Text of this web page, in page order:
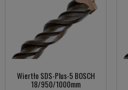
Wiertło SDS-Plus-5 BOSCH
18/950/1000mm